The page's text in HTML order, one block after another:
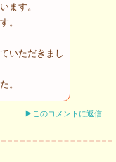
ます。
。
いただきまし
。
▶このコメントに返信